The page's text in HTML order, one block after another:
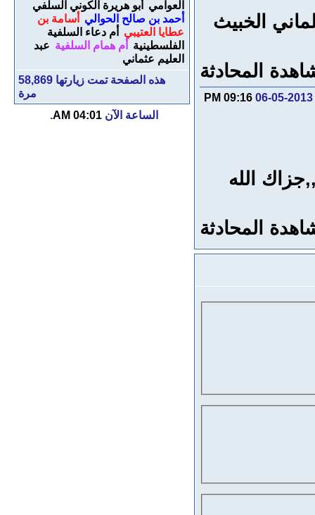
الخبيث
المحادثة
06-05-2013
09:16 PM
الله
المحادثة
العوامي
أبو هريرة الكوني السلفي
أحمد بن صالح الحوالي
أسامة بن
عطايا العتيبي
أم دعاء السلفية
الفلسطينية
أم همام السلفية عبد
العليم عثماني
هذه الصفحة تمت زيارتها 58,869
مرة
الساعة الآن 04:01 AM
.